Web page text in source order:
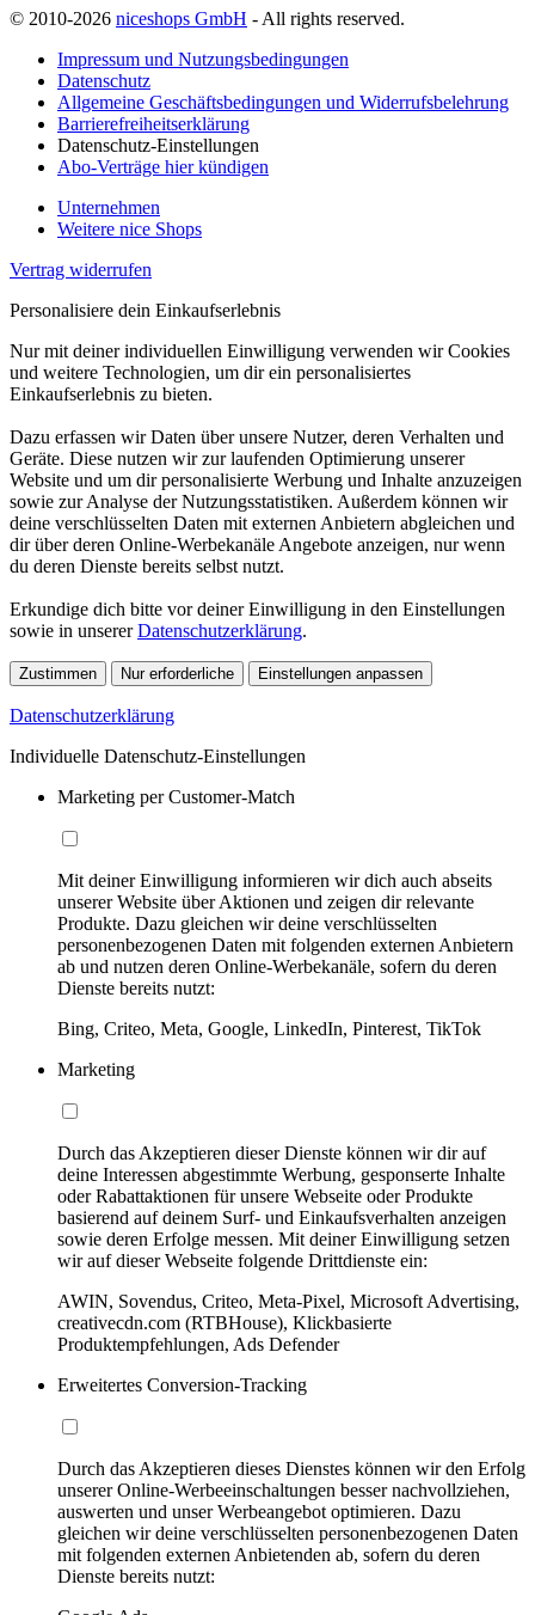
© 2010-2026 niceshops GmbH - All rights reserved.
Impressum und Nutzungsbedingungen
Datenschutz
Allgemeine Geschäftsbedingungen und Widerrufsbelehrung
Barrierefreiheitserklärung
Datenschutz-Einstellungen
Abo-Verträge hier kündigen
Unternehmen
Weitere nice Shops
Vertrag widerrufen
Personalisiere dein Einkaufserlebnis
Nur mit deiner individuellen Einwilligung verwenden wir Cookies
und weitere Technologien, um dir ein personalisiertes
Einkaufserlebnis zu bieten.
Dazu erfassen wir Daten über unsere Nutzer, deren Verhalten und
Geräte. Diese nutzen wir zur laufenden Optimierung unserer
Website und um dir personalisierte Werbung und Inhalte anzuzeigen
sowie zur Analyse der Nutzungsstatistiken. Außerdem können wir
deine verschlüsselten Daten mit externen Anbietern abgleichen und
dir über deren Online-Werbekanäle Angebote anzeigen, nur wenn
du deren Dienste bereits selbst nutzt.
Erkundige dich bitte vor deiner Einwilligung in den Einstellungen
sowie in unsererDatenschutzerklärung.
Zustimmen Nur erforderliche Einstellungen anpassen
Datenschutzerklärung
Individuelle Datenschutz-Einstellungen
Marketing per Customer-Match
Mit deiner Einwilligung informieren wir dich auch abseits
unserer Website über Aktionen und zeigen dir relevante
Produkte. Dazu gleichen wir deine verschlüsselten
personenbezogenen Daten mit folgenden externen Anbietern
ab und nutzen deren Online-Werbekanäle, sofern du deren
Dienste bereits nutzt:
Bing, Criteo, Meta, Google, LinkedIn, Pinterest, TikTok
Marketing
Durch das Akzeptieren dieser Dienste können wir dir auf
deine Interessen abgestimmte Werbung, gesponserte Inhalte
oder Rabattaktionen für unsere Webseite oder Produkte
basierend auf deinem Surf- und Einkaufsverhalten anzeigen
sowie deren Erfolge messen. Mit deiner Einwilligung setzen
wir auf dieser Webseite folgende Drittdienste ein:
AWIN, Sovendus, Criteo, Meta-Pixel, Microsoft Advertising,
creativecdn.com (RTBHouse), Klickbasierte
Produktempfehlungen, Ads Defender
Erweitertes Conversion-Tracking
Durch das Akzeptieren dieses Dienstes können wir den Erfolg
unserer Online-Werbeeinschaltungen besser nachvollziehen,
auswerten und unser Werbeangebot optimieren. Dazu
gleichen wir deine verschlüsselten personenbezogenen Daten
mit folgenden externen Anbietenden ab, sofern du deren
Dienste bereits nutzt: